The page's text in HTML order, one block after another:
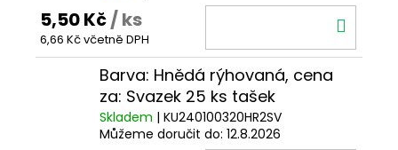
5,50 Kč/ ks
6,66 Kč včetně DPH
Barva: Hnědá rýhovaná, cena
za: Svazek 25 ks tašek
Skladem | KU240100320HR2SV
Můžeme doručit do: 12.8.2026